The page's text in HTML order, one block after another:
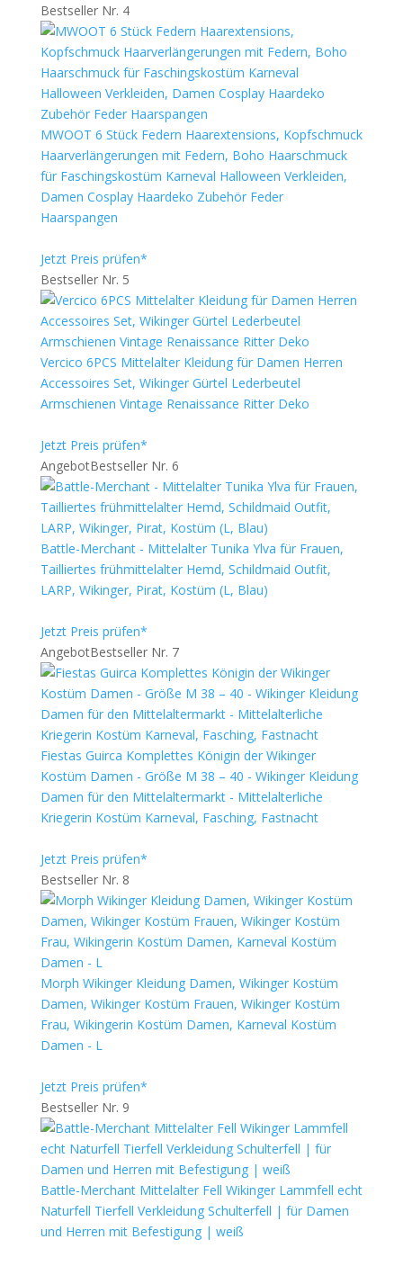
Bestseller Nr. 4
MWOOT 6 Stück Federn Haarextensions, Kopfschmuck
Haarverlängerungen mit Federn, Boho Haarschmuck
für Faschingskostüm Karneval Halloween Verkleiden,
Damen Cosplay Haardeko Zubehör Feder
Haarspangen
Jetzt Preis prüfen*
Bestseller Nr. 5
Vercico 6PCS Mittelalter Kleidung für Damen Herren
Accessoires Set, Wikinger Gürtel Lederbeutel
Armschienen Vintage Renaissance Ritter Deko
Jetzt Preis prüfen*
AngebotBestseller Nr. 6
Battle-Merchant - Mittelalter Tunika Ylva für Frauen,
Tailliertes frühmittelalter Hemd, Schildmaid Outfit,
LARP, Wikinger, Pirat, Kostüm (L, Blau)
Jetzt Preis prüfen*
AngebotBestseller Nr. 7
Fiestas Guirca Komplettes Königin der Wikinger
Kostüm Damen - Größe M 38 – 40 - Wikinger Kleidung
Damen für den Mittelaltermarkt - Mittelalterliche
Kriegerin Kostüm Karneval, Fasching, Fastnacht
Jetzt Preis prüfen*
Bestseller Nr. 8
Morph Wikinger Kleidung Damen, Wikinger Kostüm
Damen, Wikinger Kostüm Frauen, Wikinger Kostüm
Frau, Wikingerin Kostüm Damen, Karneval Kostüm
Damen - L
Jetzt Preis prüfen*
Bestseller Nr. 9
Battle-Merchant Mittelalter Fell Wikinger Lammfell echt
Naturfell Tierfell Verkleidung Schulterfell | für Damen
und Herren mit Befestigung | weiß